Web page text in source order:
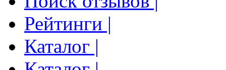
Рейтинги |
Каталог |